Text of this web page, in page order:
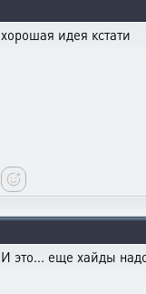
хорошая идея кстати
И это... еще хайды